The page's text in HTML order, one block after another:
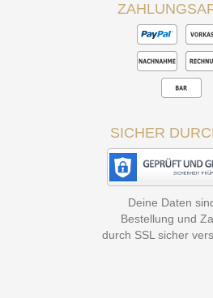
SICHER
Deine Daten
Bestellung und
durch SSL sicher